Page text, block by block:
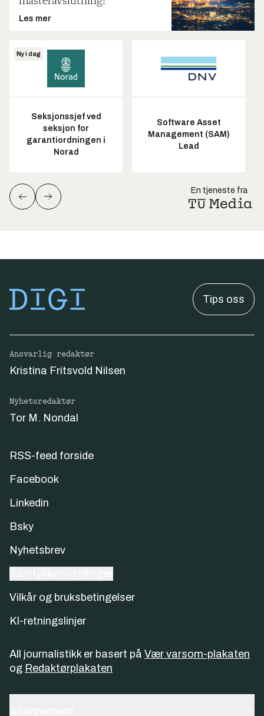
Les mer
Ny i dag
Seksjonssjef ved
seksjon for
garantiordningen i
Norad
Software Asset
Management (SAM)
Lead
En tjeneste fra
Tips oss
Ansvarlig redaktør
Kristina Fritsvold Nilsen
Nyhetsredaktør
Tor M. Nondal
RSS-feed forside
Facebook
Linkedin
Bsky
Nyhetsbrev
Vilkår og bruksbetingelser
KI-retningslinjer
All journalistikk er basert på Vær varsom-plakaten
og Redaktørplakaten